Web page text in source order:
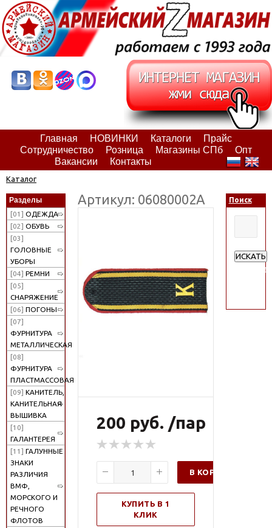
Главная НОВИНКИ Каталоги
Прайс
Сотрудничество
Розница Магазины СПб
Опт
Вакансии
Контакты
Каталог
Разделы
[01] ОДЕЖДА
[02] ОБУВЬ
[03]
ГОЛОВНЫЕ
УБОРЫ
[04] РЕМНИ
[05]
СНАРЯЖЕНИЕ
[06] ПОГОНЫ
[07]
ФУРНИТУРА
МЕТАЛЛИЧЕСКАЯ
[08]
ФУРНИТУРА
ПЛАСТМАССОВАЯ
[09] КАНИТЕЛЬ,
КАНИТЕЛЬНАЯ
ВЫШИВКА
[10]
ГАЛАНТЕРЕЯ
[11] ГАЛУННЫЕ
ЗНАКИ
РАЗЛИЧИЯ
ВМФ,
МОРСКОГО И
РЕЧНОГО
ФЛОТОВ
Артикул: 06080002А
200 руб. /пар
В КОРЗИНУ
КУПИТЬ В 1
КЛИК
Поиск
ИСКАТЬ